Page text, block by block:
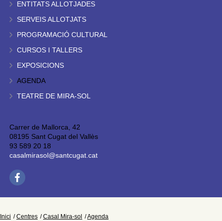
ENTITATS ALLOTJADES
SERVEIS ALLOTJATS
PROGRAMACIÓ CULTURAL
CURSOS I TALLERS
EXPOSICIONS
AGENDA
TEATRE DE MIRA-SOL
Carrer de Mallorca, 42
08195 Sant Cugat del Vallès
93 589 20 18
casalmirasol@santcugat.cat
Inici Centres Casal Mira-sol Agenda